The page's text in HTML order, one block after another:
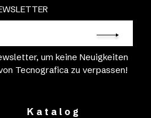
um keine Neuigkeiten
Tecnografica zu verpassen!
Katalog